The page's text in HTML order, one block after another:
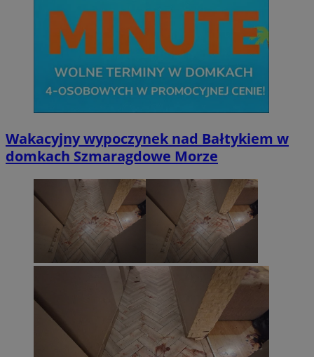
Wakacyjny wypoczynek nad Bałtykiem w
domkach Szmaragdowe Morze